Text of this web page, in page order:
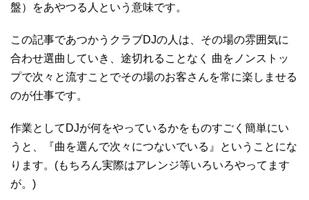
盤）をあやつる人という意味です。
この記事であつかうクラブDJの人は、その場の雰囲気に
合わせ選曲していき、途切れることなく 曲をノンストッ
プで次々と流すことでその場のお客さんを常に楽しませる
のが仕事です。
作業としてDJが何をやっているかをものすごく簡単にい
うと、『曲を選んで次々につないでいる』ということにな
ります。(もちろん実際はアレンジ等いろいろやってます
が。)